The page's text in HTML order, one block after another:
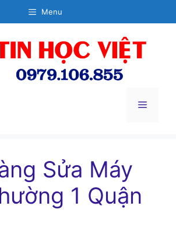
Menu
Menu
Sửa Máy
1 Quận